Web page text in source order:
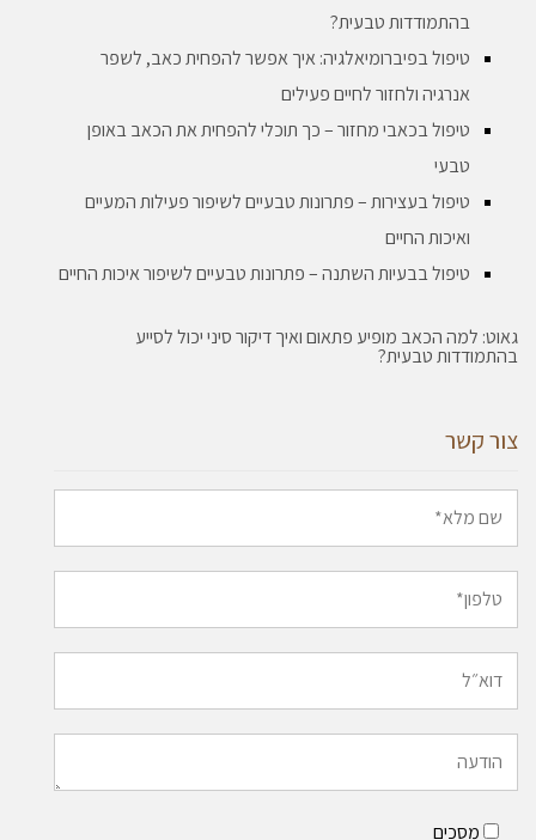
בהתמודדות טבעית?
טיפול בפיברומיאלגיה: איך אפשר להפחית כאב, לשפר
אנרגיה ולחזור לחיים פעילים
טיפול בכאבי מחזור – כך תוכלי להפחית את הכאב באופן
טבעי
טיפול בעצירות – פתרונות טבעיים לשיפור פעילות המעיים
ואיכות החיים
טיפול בבעיות השתנה – פתרונות טבעיים לשיפור איכות החיים
גאוט: למה הכאב מופיע פתאום ואיך דיקור סיני יכול לסייע
בהתמודדות טבעית?
צור קשר
מסכים